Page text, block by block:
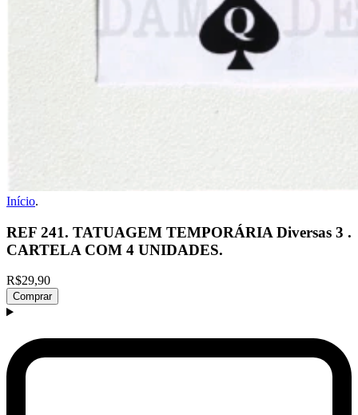
Início.
REF 241. TATUAGEM TEMPORÁRIA Diversas 3 .
CARTELA COM 4 UNIDADES.
R$29,90
Comprar